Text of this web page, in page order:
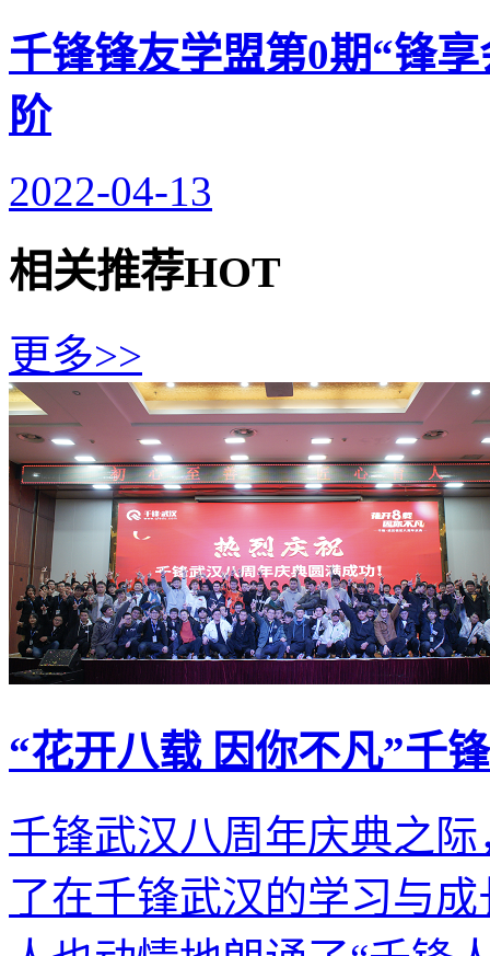
千锋锋友学盟第0期“锋
阶
2022-04-13
相关推荐HOT
更多>>
“花开八载 因你不凡”千
千锋武汉八周年庆典之
了在千锋武汉的学习与